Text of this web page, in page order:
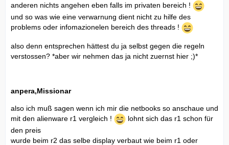
anderen nichts angehen eben falls im privaten bereich !
und so was wie eine verwarnung dient nicht zu hilfe des
problems oder infomazionelen bereich des threads !
also denn entsprechen hättest du ja selbst gegen die regeln
verstossen? *aber wir nehmen das ja nicht zuernst hier ;)*
anpera,Missionar
also ich muß sagen wenn ich mir die netbooks so anschaue und
mit den alienware r1 vergleich !
lohnt sich das r1 schon für
den preis
wurde beim r2 das selbe display verbaut wie beim r1 oder